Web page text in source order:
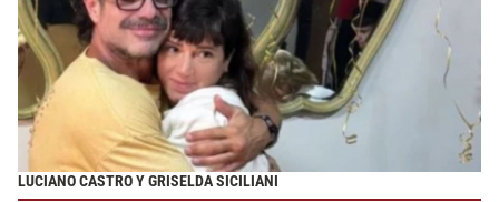
LUCIANO CASTRO Y GRISELDA SICILIANI